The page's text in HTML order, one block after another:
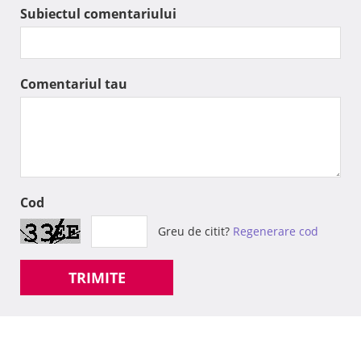
Subiectul comentariului
Comentariul tau
Cod
Greu de citit? Regenerare cod
TRIMITE